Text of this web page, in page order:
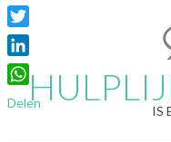
IS
Facebook
Twitter
LinkedIn
WhatsApp
Delen